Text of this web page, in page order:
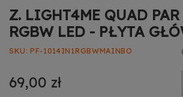
Z. LIGHT4ME QUAD
RGBW LED - PŁYTA
SKU PF-1014IN1RGBWMAINBO
69,00 zł